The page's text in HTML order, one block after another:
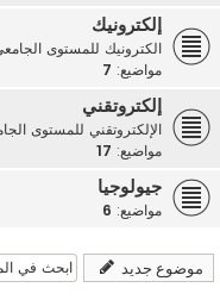
إلكترونيك
الكترونيك للمستوى
مواضيع: 7
إلكتروتقني
الإلكتروتقني للمستوى
مواضيع: 17
جيولوجيا
مواضيع: 6
موضوع جديد